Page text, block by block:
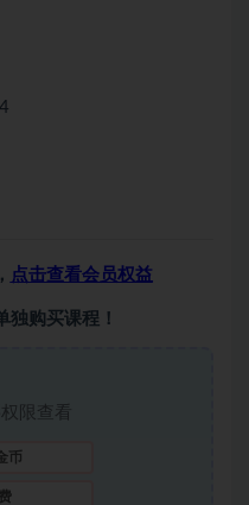
点击查看会员权益
独购买课程！
限查看
币